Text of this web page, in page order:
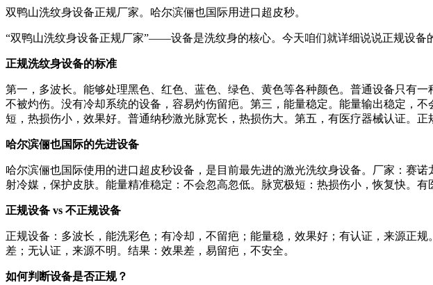
双鸭山洗纹身设备正规厂家。哈尔滨俪也国际用进口超皮秒。
“双鸭山洗纹身设备正规厂家”——设备是洗纹身的核心。今天咱们就详细说说正规设备
正规洗纹身设备的标准
第一，多波长。能够处理黑色、红色、蓝色、绿色、黄色等各种颜色。普通设备只有
不被灼伤。没有冷却系统的设备，容易灼伤留疤。第三，能量稳定。能量输出稳定，
短，热损伤小，效果好。普通纳秒激光脉宽长，热损伤大。第五，有医疗器械认证。正
哈尔滨俪也国际的先进设备
哈尔滨俪也国际使用的进口超皮秒设备，是目前最先进的激光洗纹身设备。厂家：赛
射冷媒，保护皮肤。能量精准稳定：不会忽高忽低。脉宽极短：热损伤小，恢复快。有
正规设备 vs 不正规设备
正规设备：多波长，能洗彩色；有冷却，不留疤；能量稳，效果好；有认证，来源正
差；无认证，来源不明。结果：效果差，易留疤，不安全。
如何判断设备是否正规？